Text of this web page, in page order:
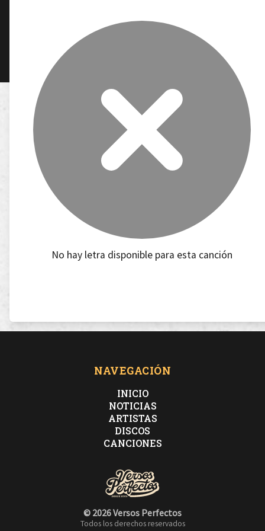
No hay letra disponible para esta canción
NAVEGACIÓN
INICIO
NOTICIAS
ARTISTAS
DISCOS
CANCIONES
© 2026 Versos Perfectos
Todos los derechos reservados